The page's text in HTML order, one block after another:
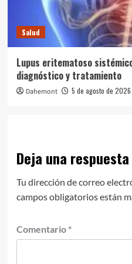
Salud
Lupus eritematoso
diagnóstico y tratamiento
Dahemont 5 de agosto de 2026
Deja una respuesta
Tu dirección de correo
campos obligatorios están
Comentario *